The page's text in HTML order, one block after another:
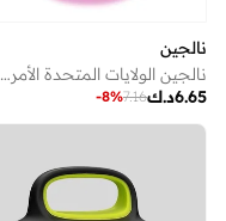
نالجين
نالجين الولايات المتحدة الأمريكية 1 لتر كوزمو واسع الفم مع غطاء التوت الداكن
د.ك6.65
7.16
-8%